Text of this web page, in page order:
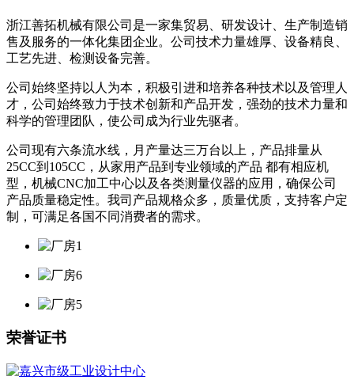
浙江善拓机械有限公司是一家集贸易、研发设计、生产制造销
售及服务的一体化集团企业。公司技术力量雄厚、设备精良、
工艺先进、检测设备完善。
公司始终坚持以人为本，积极引进和培养各种技术以及管理人
才，公司始终致力于技术创新和产品开发，强劲的技术力量和
科学的管理团队，使公司成为行业先驱者。
公司现有六条流水线，月产量达三万台以上，产品排量从
25CC到105CC，从家用产品到专业领域的产品 都有相应机
型，机械CNC加工中心以及各类测量仪器的应用，确保公司
产品质量稳定性。我司产品规格众多，质量优质，支持客户定
制，可满足各国不同消费者的需求。
荣誉证书